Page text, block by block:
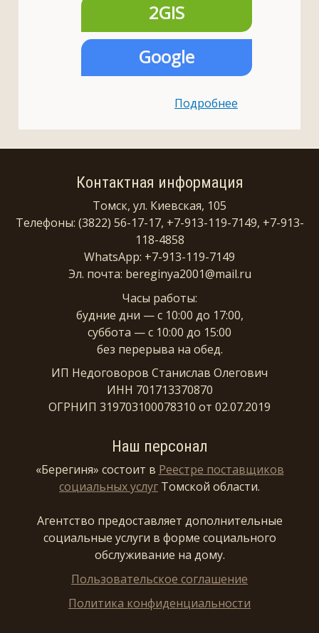
2GIS
Google
Подробнее
Контактная информация
Томск, ул. Киевская, 105
Телефоны: (3822) 56-17-17, +7-913-119-7149, +7-913-
118-4858
WhatsApp: +7-913-119-7149
Эл. почта: bereginya2001@mail.ru
Часы работы:
будние дни — с 10:00 до 17:00,
суббота — с 10:00 до 15:00
без перерыва на обед.
ИП Недоговоров Станислав Олегович
ИНН 701713370870
ОГРНИП 319703100078310 от 02.07.2019
Наш персонал
«Берегиня» состоит в Реестре поставщиков
социальных услуг Томской области.
Агентство предоставляет дополнительные
социальные услуги в форме социального
обслуживание на дому.
Пользовательское соглашение
Политика конфиденциальности